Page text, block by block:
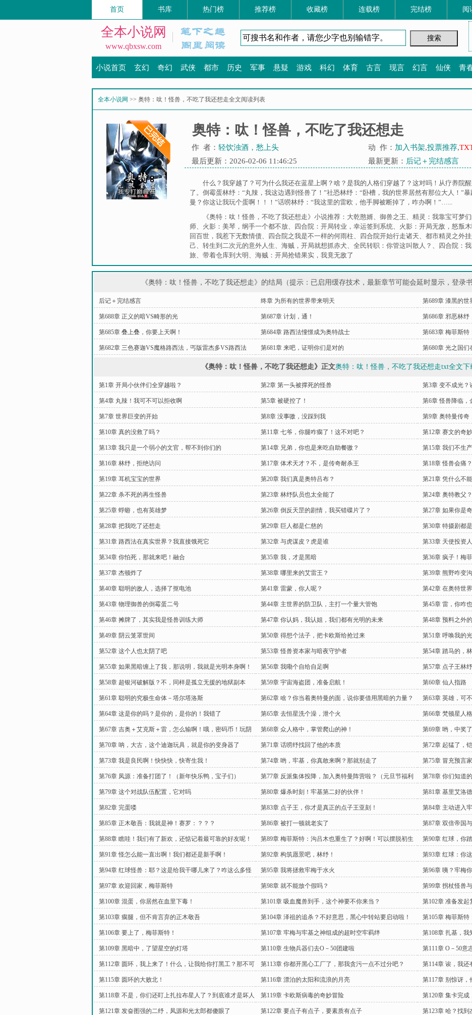
首页 书库 热门榜 推荐榜 收藏榜 连载榜 完结榜 阅
全本小说网
www.qbxsw.com
小说首页 玄幻 奇幻 武侠 都市 历史 军事 悬疑 游戏 科幻 体育 古言 现言 幻言 仙侠 青
全本小说网 >> 奥特：呔！怪兽，不吃了我还想走全文阅读列表
奥特：呔！怪兽，不吃了我还想走
作 者： 轻饮浊酒，愁上头 动 作： 加入书架,投票推荐,
最后更新：2026-02-06 11:46:25
最新更新： 后记＋完结感言
什么？我穿越了？可为什么我还在蓝星上啊？啥？是我的人格们穿越了？这对吗！从疗养院
了。倒霉蛋林纾：“丸辣，我这边遇到怪兽了！”社恐林纾：“卧槽，我的世界居然有那位大人！”
曼？你这让我玩个蛋啊！！！”话唠林纾：“我这里的雷欧，他手脚被断掉了，咋办啊！”…...
《奥特：呔！怪兽，不吃了我还想走》小说推荐： 大乾憨婿、 御兽之王、 精灵：我靠宝可梦
师、 火影：美琴，纲手一个都不放、 四合院：开局转业，幸运签到系统、 火影：开局无敌，怒叛
回百世，我惹下无数情债、 四合院之我是不一样的何雨柱、 四合院开始行走诸天、 都市精灵之外
己、 转生到二次元的意外人生、 海贼，开局就想抓赤犬、 全民转职：你管这叫散人？ 、 四合院：
旅、 带着仓库到大明 、 海贼：开局抢错果实，我竟无敌了
《奥特：呔！怪兽，不吃了我还想走》的结局（提示：已启用缓存技术，最新章节可能会延时显示，登录
后记＋完结感言 终章 为所有的世界带来明天 第689章 漆黑的
第688章 正义的暗VS畸形的光 第687章 计划，通！ 第686章 邪恶林纾
第685章 叠上叠，你要上天啊！ 第684章 路西法憧憬成为奥特战士 第683章 梅菲斯特
第682章 三色赛迦VS魔格路西法，丐版雷杰多VS路西法 第681章 来吧，证明你们是对的 第680章 光之国们
《奥特：呔！怪兽，不吃了我还想走》正文奥特：呔！怪兽，不吃了我还想走txt全文下
第1章 开局小伙伴们全穿越啦？ 第2章 第一头被撑死的怪兽 第3章 变不成光？
第4章 丸辣！我可不可以拒收啊 第5章 被硬控了！ 第6章 怪兽降临，
第7章 世界巨变的开始 第8章 没事嗷，没踩到我 第9章 奥特曼传奇
第10章 真的没救了吗？ 第11章 七爷，你腿咋瘸了！这不对吧？ 第12章 赛文的奇
第13章 我只是一个弱小的文官，帮不到你们的 第14章 兄弟，你也是来吃自助餐嗷？ 第15章 我们不生
第16章 林纾，拒绝访问 第17章 体术天才？不，是传奇耐杀王 第18章 怪兽会痛
第19章 耳机宝宝的世界 第20章 我们真是奥特吕布？ 第21章 凭什么不
第22章 杀不死的再生怪兽 第23章 林纾队员也太全能了 第24章 奥特教父
第25章 蜉蝣，也有英雄梦 第26章 倒反天罡的剧情，我买错碟片了？ 第27章 如果你是
第28章 把我吃了还想走 第29章 巨人都是仁慈的 第30章 特摄剧都
第31章 路西法在真实世界？我直接饿死它 第32章 与虎谋皮？虎是谁 第33章 天使投资
第34章 你怕死，那就来吧！融合 第35章 我，才是黑暗 第36章 疯子！梅
第37章 杰顿炸了 第38章 哪里来的艾雷王？ 第39章 熊野咋变
第40章 聪明的敌人，选择了抠电池 第41章 雷蒙，你人呢？ 第42章 在奥特世
第43章 物理御兽的倒霉蛋二号 第44章 主世界的防卫队，主打一个量大管饱 第45章 雷，你咋
第46章 摊牌了，其实我是怪兽训练大师 第47章 你认妈，我认姐，我们都有光明的未来 第48章 预料之外
第49章 阴云笼罩世间 第50章 得想个法子，把卡欧斯给抢过来 第51章 呼唤我的
第52章 这个人也太阴了吧 第53章 怪兽资本家与暗夜守护者 第54章 踏马的，
第55章 如果黑暗缠上了我，那说明，我就是光明本身啊！ 第56章 我嘞个自给自足啊 第57章 点子王林纾
第58章 超银河破解版？不，同样是孤立无援的地狱副本 第59章 宇宙海盗团，准备启航！ 第60章 仙人指路
第61章 聪明的究极生命体－塔尔塔洛斯 第62章 啥？你当着奥特曼的面，说你要借用黑暗的力量？ 第63章 英雄，可
第64章 这是你的吗？是你的，是你的！我错了 第65章 去恒星洗个澡，泄个火 第66章 梵顿星人
第67章 吉奥＋艾克斯＋雷，怎么输啊！哦，密码币！玩阴
的是吧
第68章 众人格中，掌管爬山的神！ 第69章 哟，中奖
第70章 呐，大古，这个迪迦玩具，就是你的变身器了 第71章 话唠纾找回了他的本质
第72章 起猛了，
谢章
第73章 我是良民啊！快快快，快寄生我！ 第74章 哟，牢基，你真敢来啊？那就别走了 第75章 冒充预言
第76章 凤源：准备打团了！（新年快乐鸭，宝子们）
第77章 反派集体投降，加入奥特曼阵营啦？（元旦节福利
章）
第78章 你们知道
第79章 这个对战队伍配置，它对吗 第80章 爆杀时刻！牢基第二好的伙伴！ 第81章 基里艾洛
第82章 完蛋喽 第83章 点子王，你才是真正的点子王亚刻！ 第84章 主动进入
第85章 正木敬吾：我就是神！赛罗：？？？ 第86章 被打一顿就老实了 第87章 双倍帝国
第88章 瞧哇！我们有了新欢，还惦记着最可靠的好友呢！
第89章 梅菲斯特：沟吕木也重生了？好啊！可以摆脱初生
了
第90章 红球，你
第91章 怪怎么能一直出啊！我们都还是新手啊！ 第92章 构筑愿景吧，林纾！ 第93章 红球：你
第94章 红球怪兽：耶？这是给我干哪儿来了？咋这么多怪
兽
第95章 我将拯救牢梅于水火
第96章 咦？牢梅
回去
第97章 欢迎回家，梅菲斯特 第98章 就不能放个假吗？ 第99章 拐杖怪兽
第100章 混蛋，你居然在血里下毒！ 第101章 吸血魔兽到手，这个神要不你来当？ 第102章 准备发起
第103章 瘸腿，但不肯言弃的正木敬吾 第104章 泽祖的追杀？不好意思，黑心中转站要启动啦！ 第105章 梅菲斯特
第106章 要上了，梅菲斯特！ 第107章 牢梅与牢基之神组成的超时空牢羁绊 第108章 扎基，我
第109章 黑暗中，了望星空的灯塔 第110章 生物兵器们去O－50团建啦 第111章 O－50意
第112章 圆环，我上来了！什么，让我给你打黑工？那不可
能
第113章 你都开黑心工厂了，那我贪污一点不过分吧？ 第114章 诶，我还
第115章 圆环的大败北！ 第116章 漂泊的太阳和流浪的月亮 第117章 别惊讶，
第118章 不是，你们还盯上扎拉布星人了？到底谁才是坏人
啊
第119章 卡欧斯病毒的奇妙冒险
第120章 集卡完
呢？
第121章 发奋图强的二纾，凤源和光太郎都傻眼了 第122章 要点子有点子，要素质有点子 第123章 哈？找到